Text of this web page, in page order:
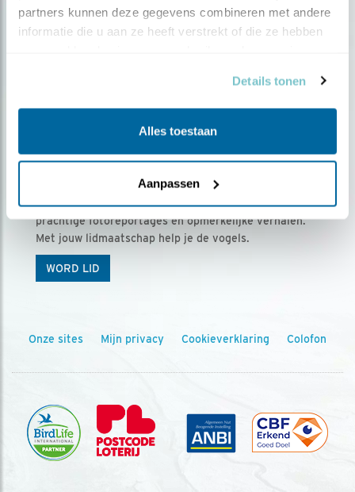
partners kunnen deze gegevens combineren met andere
informatie die u aan ze heeft verstrekt of die ze hebben
Details tonen
Alles toestaan
Aanpassen
Ontvang 5 x Vogels voor € 36,00 per jaar
Vogels is het tijdschrift voor onze leden, met
prachtige fotoreportages en opmerkelijke verhalen.
Met jouw lidmaatschap help je de vogels.
WORD LID
Onze sites Mijn privacy Cookieverklaring Colofon